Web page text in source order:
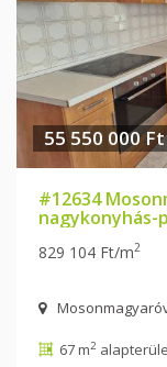
55 550 000 Ft
#12634
nagykonyhás-
829 104 Ft/m2
67 m2